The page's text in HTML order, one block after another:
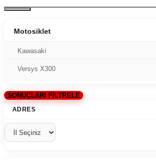
Motosiklet
Kawasaki
Versys X300
SONUÇLARI FİLTRELE
ADRES